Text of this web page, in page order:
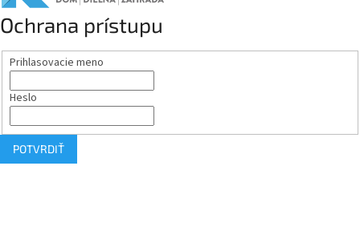
Ochrana prístupu
Prihlasovacie meno
Heslo
POTVRDIŤ